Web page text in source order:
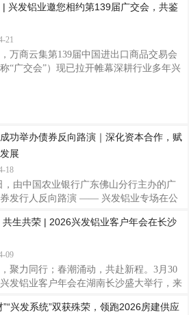
担、优化债务结构，为聚焦主业、深化
作，持续深化国际市场布局，共拓全球市
展会现场，兴发铝业展位客商络绎不绝、
烈，来自世界各地的采购商与合作伙伴纷
、深入咨询产品性能与应用方案，围绕技
市场合作等展开高效对接，充分展现全球市
| 兴发铝业邀您相约第139届广交会，共鉴
21
万商云集第139届中国进出口商品交易会
称“广交会”）现已拉开帷幕深耕行业多年兴
提升品牌国际影响力，以开放姿态链接全
赋能·提质增效年产能超100万吨，配备百
产线拥有国家企业技术中心与国家认可实
制造保障高效生产与稳定品质品质为基·
过ISO9001等多项权威体系认证拥
功举办债券反向路演｜深化资本合作，赋
展
18
，由中国农业银行广东佛山分行主办的广
发行人反向路演 —— 兴发铝业专场在公
行投融部、农银理财、农银汇理、昆仑银
券、广州银行、东莞农商行等多家金融投
出席活动。与会嘉宾首先参观兴发铝业展
解企业四十余年发展历程、技术创新、全
及海内外产能布局，直观感受公司行业领
展战略、债券融资安排等议题进行深入交
共生共荣 | 2026兴发铝业客户年会在长沙
09
聚力同行；春潮涌动，共赴新程。3月30
兴发铝业客户年会在湖南长沙盛大举行，来
共荣”为主题，回望携手奋斗的征程，共话
”“兴发系统”双获殊荣，领跑2026房建供应